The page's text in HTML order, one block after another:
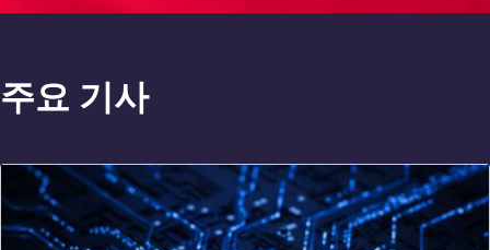
주요 기사